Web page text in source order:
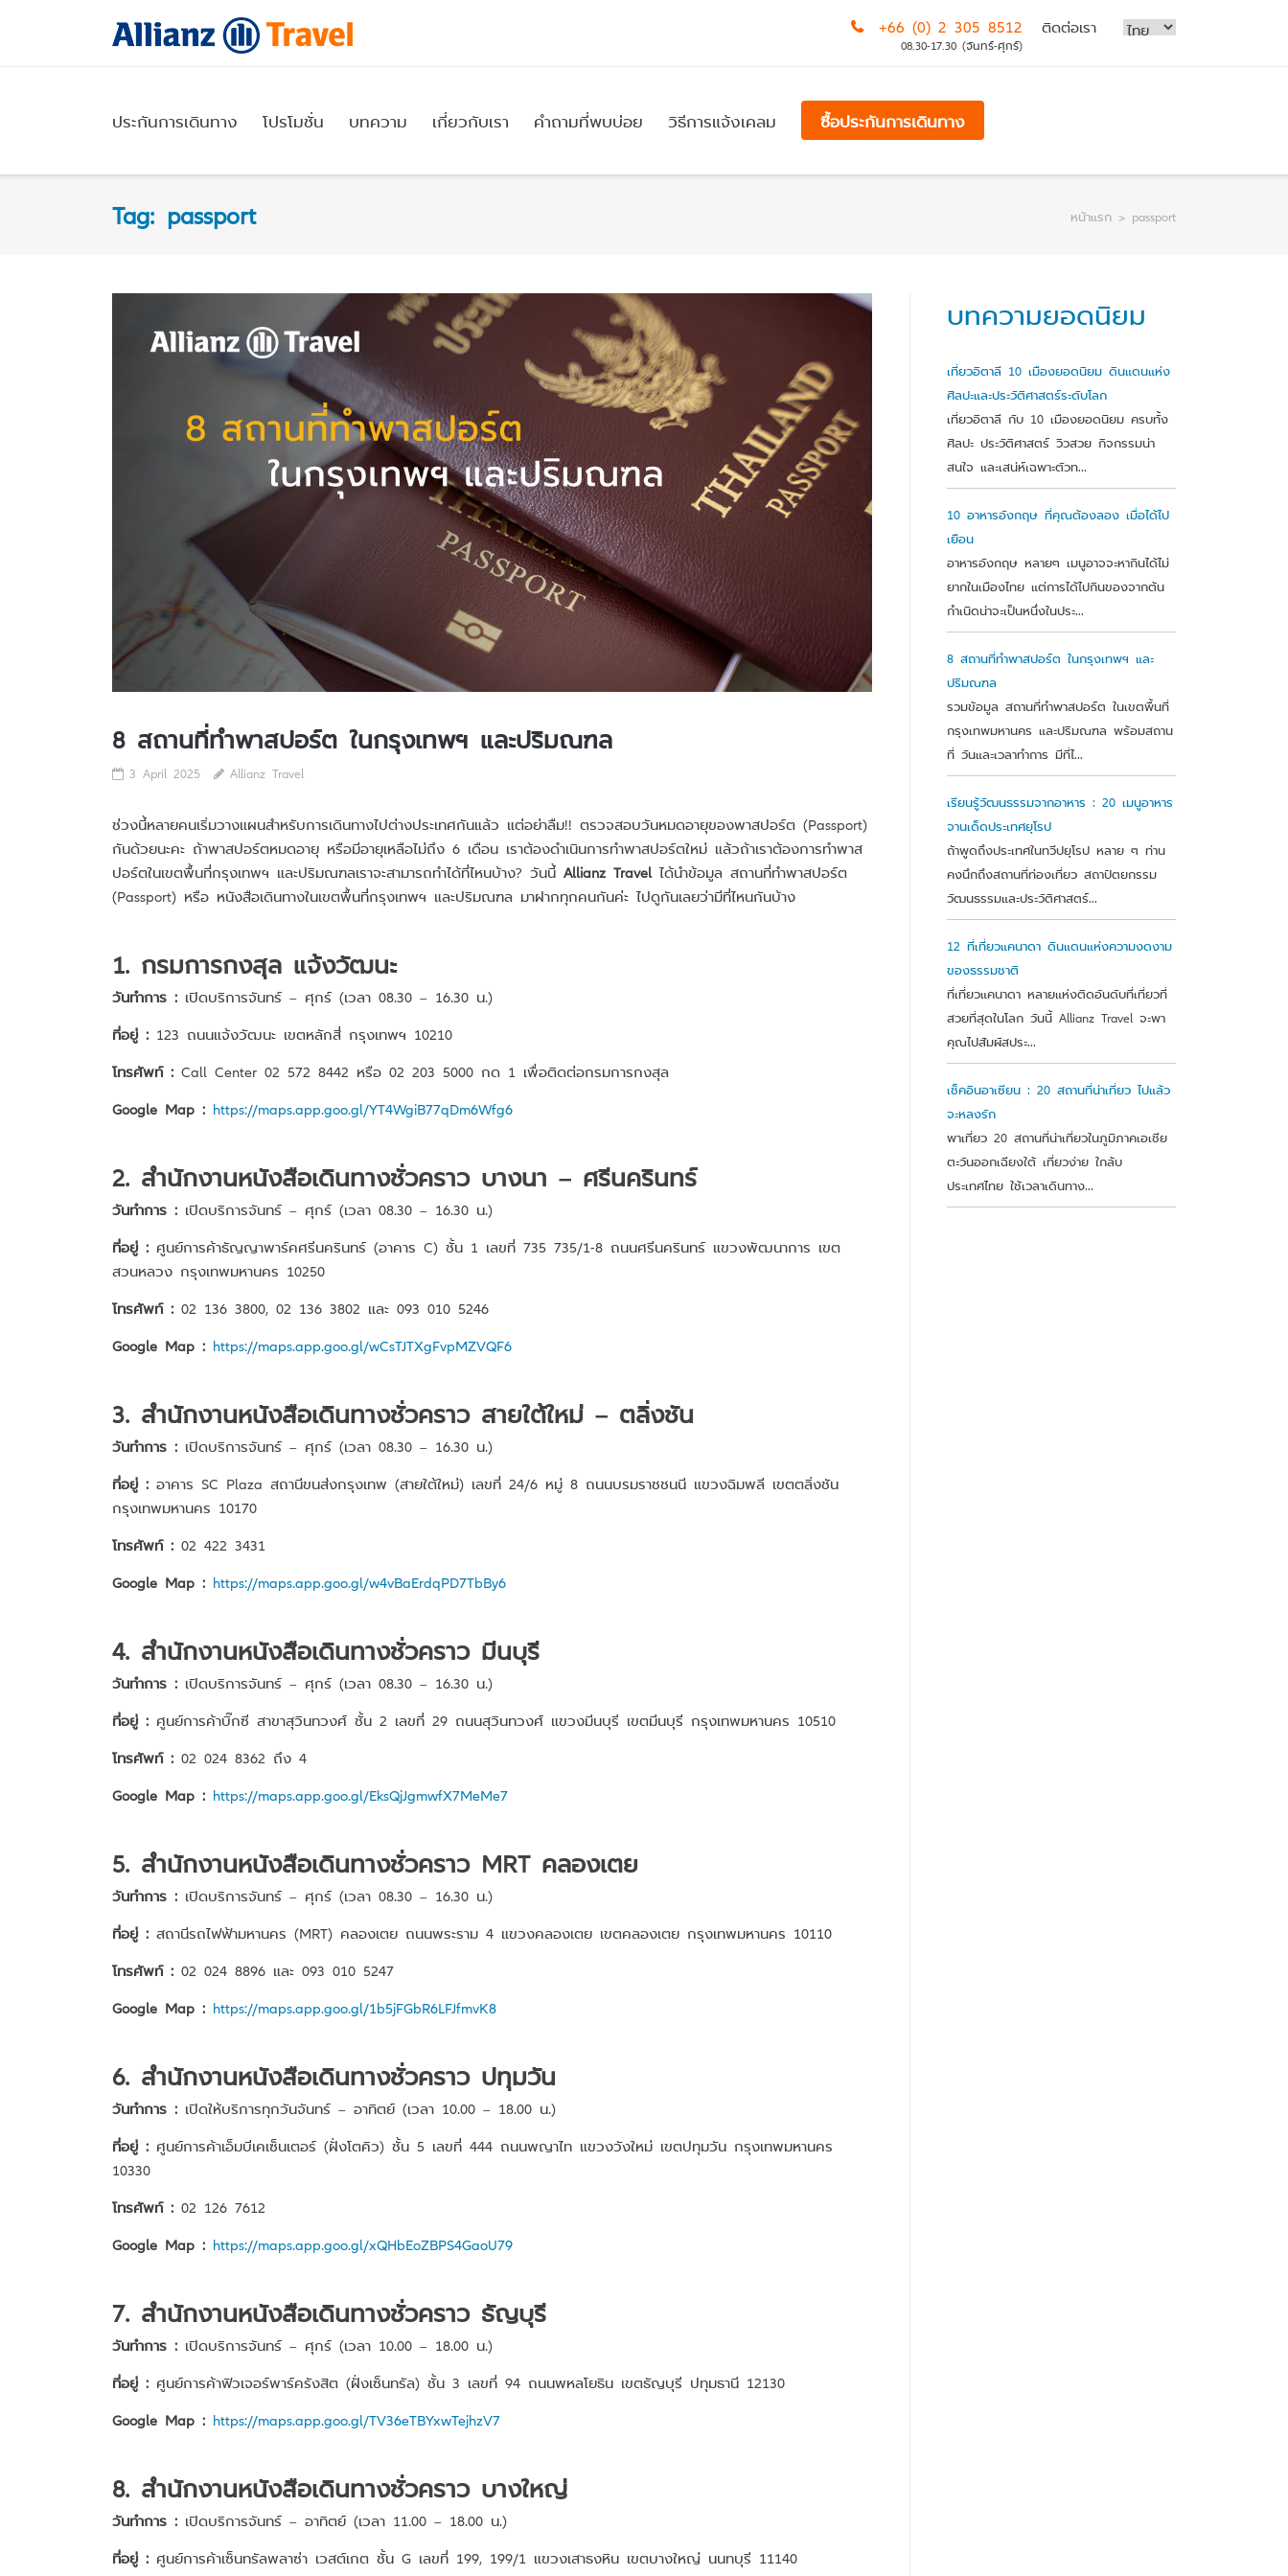
+66 (0) 2 305 8512
08.30-17.30 (จันทร์-ศุกร์)
ติดต่อเรา
ประกันการเดินทาง โปรโมชั่น บทความ เกี่ยวกับเรา คำถามที่พบบ่อย วิธีการแจ้งเคลม ซื้อประกันการเดินทาง
Tag: passport หน้าแรก > passport
8 สถานที่ทำพาสปอร์ต ในกรุงเทพฯ และปริมณฑล
3 April 2025 Allianz Travel
ช่วงนี้หลายคนเริ่มวางแผนสำหรับการเดินทางไปต่างประเทศกันแล้ว แต่อย่าลืม!! ตรวจสอบวันหมดอายุของพาสปอร์ต (Passport)
กันด้วยนะคะ ถ้าพาสปอร์ตหมดอายุ หรือมีอายุเหลือไม่ถึง 6 เดือน เราต้องดำเนินการทำพาสปอร์ตใหม่ แล้วถ้าเราต้องการทำพาส
ปอร์ตในเขตพื้นที่กรุงเทพฯ และปริมณฑลเราจะสามารถทำได้ที่ไหนบ้าง? วันนี้ Allianz Travel ได้นำข้อมูล สถานที่ทำพาสปอร์ต
(Passport) หรือ หนังสือเดินทางในเขตพื้นที่กรุงเทพฯ และปริมณฑล มาฝากทุกคนกันค่ะ ไปดูกันเลยว่ามีที่ไหนกันบ้าง
1. กรมการกงสุล แจ้งวัฒนะ
วันทำการ : เปิดบริการจันทร์ – ศุกร์ (เวลา 08.30 – 16.30 น.)
ที่อยู่ : 123 ถนนแจ้งวัฒนะ เขตหลักสี่ กรุงเทพฯ 10210
โทรศัพท์ : Call Center 02 572 8442 หรือ 02 203 5000 กด 1 เพื่อติดต่อกรมการกงสุล
Google Map : https://maps.app.goo.gl/YT4WgiB77qDm6Wfg6
2. สำนักงานหนังสือเดินทางชั่วคราว บางนา – ศรีนครินทร์
วันทำการ : เปิดบริการจันทร์ – ศุกร์ (เวลา 08.30 – 16.30 น.)
ที่อยู่ : ศูนย์การค้าธัญญาพาร์คศรีนครินทร์ (อาคาร C) ชั้น 1 เลขที่ 735 735/1-8 ถนนศรีนครินทร์ แขวงพัฒนาการ เขต
สวนหลวง กรุงเทพมหานคร 10250
โทรศัพท์ : 02 136 3800, 02 136 3802 และ 093 010 5246
Google Map : https://maps.app.goo.gl/wCsTJTXgFvpMZVQF6
3. สำนักงานหนังสือเดินทางชั่วคราว สายใต้ใหม่ – ตลิ่งชัน
วันทำการ : เปิดบริการจันทร์ – ศุกร์ (เวลา 08.30 – 16.30 น.)
ที่อยู่ : อาคาร SC Plaza สถานีขนส่งกรุงเทพ (สายใต้ใหม่) เลขที่ 24/6 หมู่ 8 ถนนบรมราชชนนี แขวงฉิมพลี เขตตลิ่งชัน
กรุงเทพมหานคร 10170
โทรศัพท์ : 02 422 3431
Google Map : https://maps.app.goo.gl/w4vBaErdqPD7TbBy6
4. สำนักงานหนังสือเดินทางชั่วคราว มีนบุรี
วันทำการ : เปิดบริการจันทร์ – ศุกร์ (เวลา 08.30 – 16.30 น.)
ที่อยู่ : ศูนย์การค้าบิ๊กซี สาขาสุวินทวงศ์ ชั้น 2 เลขที่ 29 ถนนสุวินทวงศ์ แขวงมีนบุรี เขตมีนบุรี กรุงเทพมหานคร 10510
โทรศัพท์ : 02 024 8362 ถึง 4
Google Map : https://maps.app.goo.gl/EksQjJgmwfX7MeMe7
5. สำนักงานหนังสือเดินทางชั่วคราว MRT คลองเตย
วันทำการ : เปิดบริการจันทร์ – ศุกร์ (เวลา 08.30 – 16.30 น.)
ที่อยู่ : สถานีรถไฟฟ้ามหานคร (MRT) คลองเตย ถนนพระราม 4 แขวงคลองเตย เขตคลองเตย กรุงเทพมหานคร 10110
โทรศัพท์ : 02 024 8896 และ 093 010 5247
Google Map : https://maps.app.goo.gl/1b5jFGbR6LFJfmvK8
6. สำนักงานหนังสือเดินทางชั่วคราว ปทุมวัน
วันทำการ : เปิดให้บริการทุกวันจันทร์ – อาทิตย์ (เวลา 10.00 – 18.00 น.)
ที่อยู่ : ศูนย์การค้าเอ็มบีเคเซ็นเตอร์ (ฝั่งโตคิว) ชั้น 5 เลขที่ 444 ถนนพญาไท แขวงวังใหม่ เขตปทุมวัน กรุงเทพมหานคร
10330
โทรศัพท์ : 02 126 7612
Google Map : https://maps.app.goo.gl/xQHbEoZBPS4GaoU79
7. สำนักงานหนังสือเดินทางชั่วคราว ธัญบุรี
วันทำการ : เปิดบริการจันทร์ – ศุกร์ (เวลา 10.00 – 18.00 น.)
ที่อยู่ : ศูนย์การค้าฟิวเจอร์พาร์ครังสิต (ฝั่งเซ็นทรัล) ชั้น 3 เลขที่ 94 ถนนพหลโยธิน เขตธัญบุรี ปทุมธานี 12130
Google Map : https://maps.app.goo.gl/TV36eTBYxwTejhzV7
8. สำนักงานหนังสือเดินทางชั่วคราว บางใหญ่
วันทำการ : เปิดบริการจันทร์ – อาทิตย์ (เวลา 11.00 – 18.00 น.)
ที่อยู่ : ศูนย์การค้าเซ็นทรัลพลาซ่า เวสต์เกต ชั้น G เลขที่ 199, 199/1 แขวงเสาธงหิน เขตบางใหญ่ นนทบุรี 11140
บทความยอดนิยม
เที่ยวอิตาลี 10 เมืองยอดนิยม ดินแดนแห่ง
ศิลปะและประวัติศาสตร์ระดับโลก
เที่ยวอิตาลี กับ 10 เมืองยอดนิยม ครบทั้ง
ศิลปะ ประวัติศาสตร์ วิวสวย กิจกรรมน่า
สนใจ และเสน่ห์เฉพาะตัวท...
10 อาหารอังกฤษ ที่คุณต้องลอง เมื่อได้ไป
เยือน
อาหารอังกฤษ หลายๆ เมนูอาจจะหากินได้ไม่
ยากในเมืองไทย แต่การได้ไปกินของจากต้น
กำเนิดน่าจะเป็นหนึ่งในประ...
8 สถานที่ทำพาสปอร์ต ในกรุงเทพฯ และ
ปริมณฑล
รวมข้อมูล สถานที่ทำพาสปอร์ต ในเขตพื้นที่
กรุงเทพมหานคร และปริมณฑล พร้อมสถาน
ที่ วันและเวลาทำการ มีที่ไ...
เรียนรู้วัฒนธรรมจากอาหาร : 20 เมนูอาหาร
จานเด็ดประเทศยุโรป
ถ้าพูดถึงประเทศในทวีปยุโรป หลาย ๆ ท่าน
คงนึกถึงสถานที่ท่องเที่ยว สถาปัตยกรรม
วัฒนธรรมและประวัติศาสตร์...
12 ที่เที่ยวแคนาดา ดินแดนแห่งความงดงาม
ของธรรมชาติ
ที่เที่ยวแคนาดา หลายแห่งติดอันดับที่เที่ยวที่
สวยที่สุดในโลก วันนี้ Allianz Travel จะพา
คุณไปสัมผัสประ...
เช็คอินอาเซียน : 20 สถานที่น่าเที่ยว ไปแล้ว
จะหลงรัก
พาเที่ยว 20 สถานที่น่าเที่ยวในภูมิภาคเอเชีย
ตะวันออกเฉียงใต้ เที่ยวง่าย ใกล้บ
ประเทศไทย ใช้เวลาเดินทาง...